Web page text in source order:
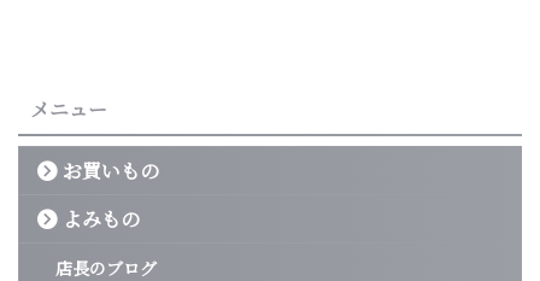
メニュー
お買いもの
よみもの
店長のブログ